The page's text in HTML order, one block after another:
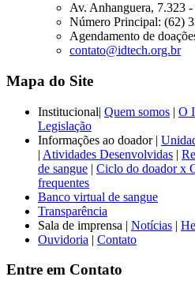
Av. Anhanguera, 7.323
Número Principal: (62)
Agendamento de
contato@idtech.org.br
Mapa do Site
Institucional| Quem somos | O
Legislação
Informações ao doador |
| Atividades Desenvolvidas |
de sangue | Ciclo do doador x
frequentes
Banco virtual de sangue
Transparência
Sala de imprensa | Notícias |
Ouvidoria | Contato
Entre em Contato